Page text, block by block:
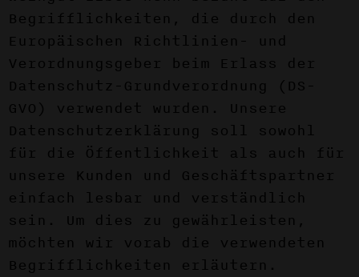
Begrifflichkeiten, die durch den
Europäischen Richtlinien- und
Verordnungsgeber beim Erlass der
Datenschutz-Grundverordnung (DS-
GVO) verwendet wurden. Unsere
Datenschutzerklärung soll sowohl
für die Öffentlichkeit als auch für
unsere Kunden und Geschäftspartner
einfach lesbar und verständlich
sein. Um dies zu gewährleisten,
möchten wir vorab die verwendeten
Begrifflichkeiten erläutern.